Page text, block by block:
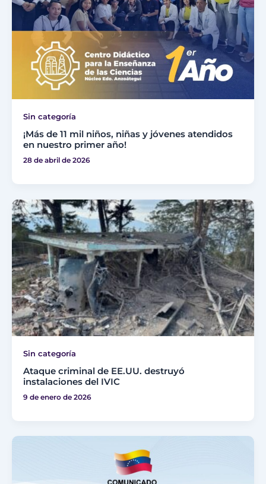
Sin categoría
¡Más de 11 mil niños, niñas y jóvenes atendidos
en nuestro primer año!
28 de abril de 2026
Sin categoría
Ataque criminal de EE.UU. destruyó
instalaciones del IVIC
9 de enero de 2026